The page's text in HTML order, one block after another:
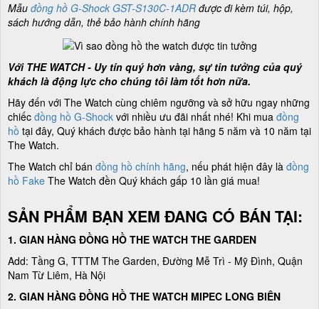
Mẫu đồng hồ G-Shock GST-S130C-1ADR được đi kèm túi, hộp,
sách hướng dẫn, thẻ bảo hành chính hãng
Với THE WATCH - Uy tín quý hơn vàng, sự tin tưởng của quý
khách là động lực cho chúng tôi làm tốt hơn nữa.
Hãy đến với The Watch cùng chiêm ngưỡng và sở hữu ngay những
chiếc đồng hồ G-Shock với nhiều ưu đãi nhất nhé! Khi mua đồng
hồ tại đây, Quý khách được bảo hành tại hãng 5 năm và 10 năm tại
The Watch.
The Watch chỉ bán đồng hồ chính hãng, nếu phát hiện đây là đồng
hồ Fake The Watch đền Quý khách gấp 10 lần giá mua!
SẢN PHẨM BẠN XEM ĐANG CÓ BÁN TẠI:
1. GIAN HÀNG ĐỒNG HỒ THE WATCH THE GARDEN
Add: Tầng G, TTTM The Garden, Đường Mễ Trì - Mỹ Đình, Quận
Nam Từ Liêm, Hà Nội
2. GIAN HÀNG ĐỒNG HỒ THE WATCH MIPEC LONG BIÊN